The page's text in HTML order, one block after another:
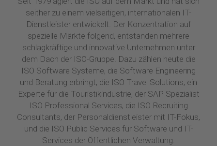
seither zu einem vielseitigen, internationalen IT-
Dienstleister entwickelt. Der Konzentration auf
spezielle Märkte folgend, entstanden mehrere
schlagkräftige und innovative Unternehmen unter
dem Dach der ISO-Gruppe. Dazu zählen heute die
ISO Software Systeme, die Software Engineering
und Beratung erbringt, die ISO Travel Solutions, ein
Experte für die Touristikindustrie, der SAP Spezialist
ISO Professional Services, die ISO Recruiting
Consultants, der Personaldienstleister mit IT-Fokus,
und die ISO Public Services für Software und IT-
Services der Öffentlichen Verwaltung.